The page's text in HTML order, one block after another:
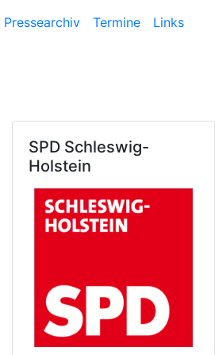
Pressearchiv Termine Links
SPD Schleswig-
Holstein